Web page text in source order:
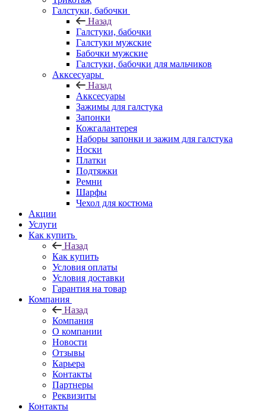
Галстуки, бабочки
Назад
Галстуки, бабочки
Галстуки мужские
Бабочки мужские
Галстуки, бабочки для мальчиков
Акксесуары
Назад
Акксесуары
Зажимы для галстука
Запонки
Кожгалантерея
Наборы запонки и зажим для галстука
Носки
Платки
Подтяжки
Ремни
Шарфы
Чехол для костюма
Акции
Услуги
Как купить
Назад
Как купить
Условия оплаты
Условия доставки
Гарантия на товар
Компания
Назад
Компания
О компании
Новости
Отзывы
Карьера
Контакты
Партнеры
Реквизиты
Контакты